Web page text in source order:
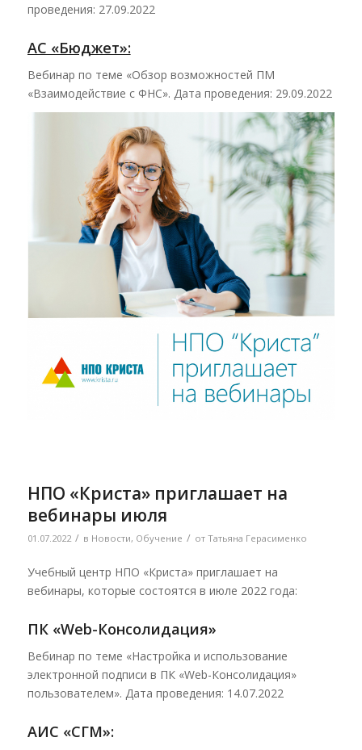
проведения: 27.09.2022
АС «Бюджет»:
Вебинар по теме «Обзор возможностей ПМ
«Взаимодействие с ФНС». Дата проведения: 29.09.2022
НПО «Криста» приглашает на
вебинары июля
01.07.2022 / в Новости, Обучение / от Татьяна Герасименко
Учебный центр НПО «Криста» приглашает на
вебинары, которые состоятся в июле 2022 года:
ПК «Web-Консолидация»
Вебинар по теме «Настройка и использование
электронной подписи в ПК «Web-Консолидация»
пользователем». Дата проведения: 14.07.2022
АИС «СГМ»: